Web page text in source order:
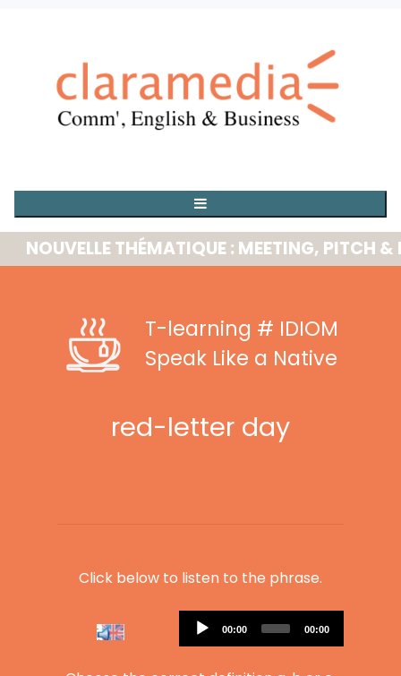
THÉMATIQUE : MEETING, PITCH &
T-learning # IDIOM
Speak Like a Native
red-letter day
Click below to listen to the phrase.
Audio
Player
Current
00:00
Total
00:00